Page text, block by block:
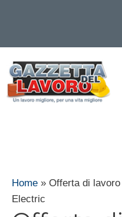
contenuto
Home » Offerta di
Electric